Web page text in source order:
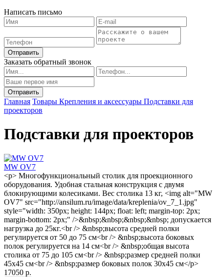
Написать письмо
Отправить
Заказать обратный звонок
Главная Товары Крепления и аксессуары Подставки для
проекторов
Подставки для проекторов
MW OV7
<p> Многофункциональный столик для проекционного
оборудования. Удобная стальная конструкция с двумя
блокирующими колесиками. Вес столика 13 кг, <img alt="MW
OV7" src="http://ansilum.ru/image/data/kreplenia/ov_7_1.jpg"
style="width: 350px; height: 144px; float: left; margin-top: 2px;
margin-bottom: 2px;" />&nbsp;&nbsp;&nbsp;&nbsp; допускается
нагрузка до 25кг.<br /> &nbsp;высота средней полки
регулируется от 50 до 75 см<br /> &nbsp;высота боковых
полок регулируется на 14 см<br /> &nbsp;общая высота
столика от 75 до 105 см<br /> &nbsp;размер средней полки
45x45 см<br /> &nbsp;размер боковых полок 30x45 см</p>
17050 р.